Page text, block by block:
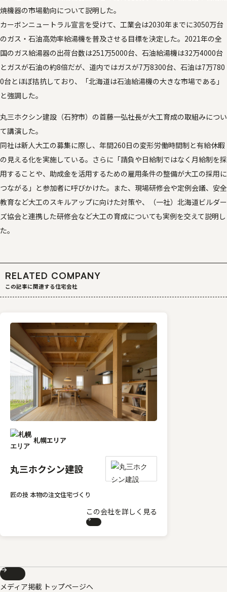
焼機器の市場動向について説明した。
カーボンニュートラル宣言を受けて、工業会は2030年までに3050万台
のガス・石油高効率給湯機を普及させる目標を決定した。2021年の全
国のガス給湯器の出荷台数は251万5000台、石油給湯機は32万4000台
とガスが石油の約8倍だが、道内ではガスが7万8300台、石油は7万780
0台とほぼ拮抗しており、「北海道は石油給湯機の大きな市場である」
と強調した。
丸三ホクシン建設（石狩市）の首藤一弘社長が大工育成の取組みについ
て講演した。
同社は新人大工の募集に際し、年間260日の変形労働時間制と有給休暇
の見える化を実施している。さらに「請負や日給制ではなく月給制を採
用することや、助成金を活用するための雇用条件の整備が大工の採用に
つながる」と参加者に呼びかけた。また、現場研修会や定例会議、安全
教育など大工のスキルアップに向けた対策や、（一社）北海道ビルダー
ズ協会と連携した研修会など大工の育成についても実例を交えて説明し
た。
RELATED COMPANY
この記事に関連する住宅会社
札幌エリア
丸三ホクシン建設
匠の技 本物の注文住宅づくり
この会社を詳しく見る
メディア掲載 トップページへ